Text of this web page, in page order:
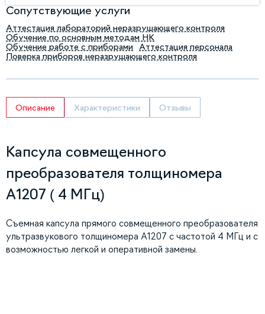
Сопутствующие услуги
Аттестация лабораторий неразрушающего контроля
Обучение по основным методам НК
Обучение работе с приборами
Аттестация персонала
Поверка приборов неразрушающего контроля
Описание Характеристики Отзывы
Капсула совмещенного
преобразователя толщиномера
А1207 ( 4 МГц)
Съемная капсула прямого совмещенного преобразователя
ультразвукового толщиномера А1207 с частотой 4 МГц и с
возможностью легкой и оперативной замены.